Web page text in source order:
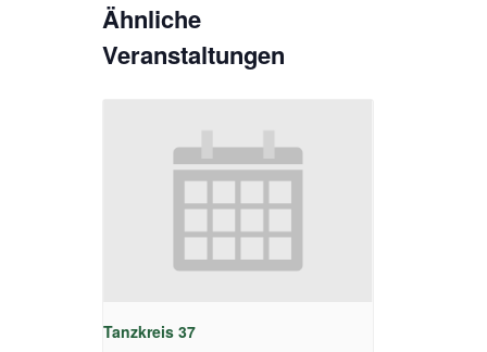
Ähnliche
Veranstaltungen
Tanzkreis 37